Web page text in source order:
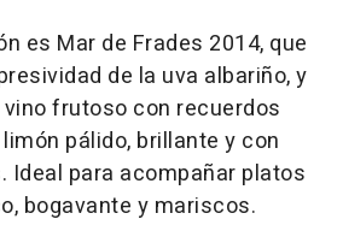
es Mar de Frades 2014, que
de la uva albariño, y
frutoso con recuerdos
pálido, brillante y con
Ideal para acompañar platos
bogavante y mariscos.